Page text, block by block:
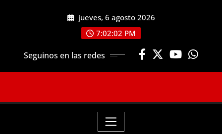
jueves, 6 agosto 2026
7:02:04 PM
Seguinos en las redes